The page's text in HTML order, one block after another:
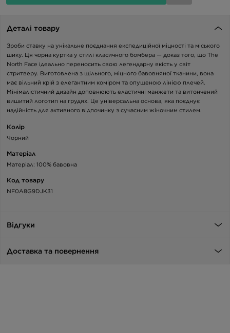
Деталі товару
Зроби ставку на унікальне поєднання експедиційної міцності та міського
шику. Ця чорна куртка у стилі класичного бомбера — доказ того, що The
North Face ідеально переносить свою легендарну якість у світ
стритверу. Виготовлена з щільного, міцного бавовняної тканини, вона
має вільний крій з елегантним коміром та опущеною лінією плечей.
Мінімалістичний дизайн доповнюють еластичні манжети та витончений
вишитий логотип на грудях. Це універсальна основа, яка поєднує
надійність для активного відпочинку з сучасним жіночним стилем.
Колір
Чорний
Матеріал
Матеріал: 100% бавовна
Код товару
NF0A8G9DJK31
Відгуки
Доставка та повернення